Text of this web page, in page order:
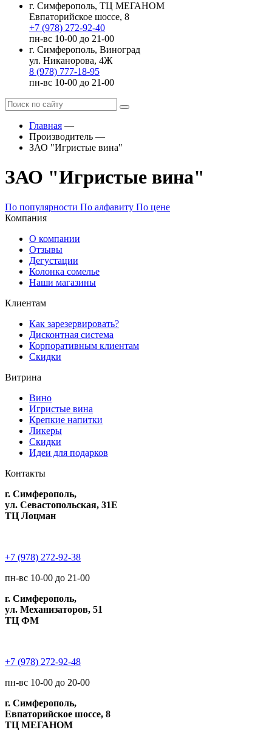
г. Симферополь, ТЦ МЕГАНОМ
Евпаторийское шоссе, 8
+7 (978) 272-92-40
пн-вс 10-00 до 21-00
г. Симферополь, Виноград
ул. Никанорова, 4Ж
8 (978) 777-18-95
пн-вс 10-00 до 21-00
Главная —
Производитель —
ЗАО "Игристые вина"
ЗАО "Игристые вина"
По популярности По алфавиту По цене
Компания
О компании
Отзывы
Дегустации
Колонка сомелье
Наши магазины
Клиентам
Как зарезервировать?
Дисконтная система
Корпоративным клиентам
Скидки
Витрина
Вино
Игристые вина
Крепкие напитки
Ликеры
Скидки
Идеи для подарков
Контакты
г. Симферополь,
ул. Севастопольская, 31Е
ТЦ Лоцман
+7 (978) 272-92-38
пн-вс 10-00 до 21-00
г. Симферополь,
ул. Механизаторов, 51
ТЦ ФМ
+7 (978) 272-92-48
пн-вс 10-00 до 20-00
г. Симферополь,
Евпаторийское шоссе, 8
ТЦ МЕГАНОМ